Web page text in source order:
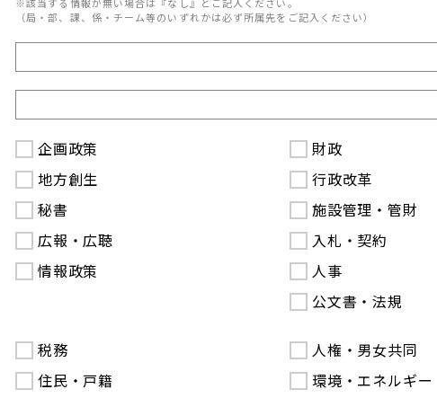
（局・部、課、係・チーム等のいずれかは必ず所属先をご記入ください）
企画政策
地方創生
秘書
広報・広聴
情報政策
財政
行政改革
施設管理・管財
入札・契約
人事
公文書・法規
税務
住民・戸籍
人権・男女共同
環境・エネルギー